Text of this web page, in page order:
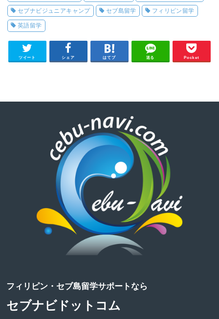
セブナビジュニアキャンプ セブ島留学 フィリピン留学
英語留学
ツイート シェア はてブ 送る Pocket
フィリピン・セブ島留学サポートなら
セブナビドットコム